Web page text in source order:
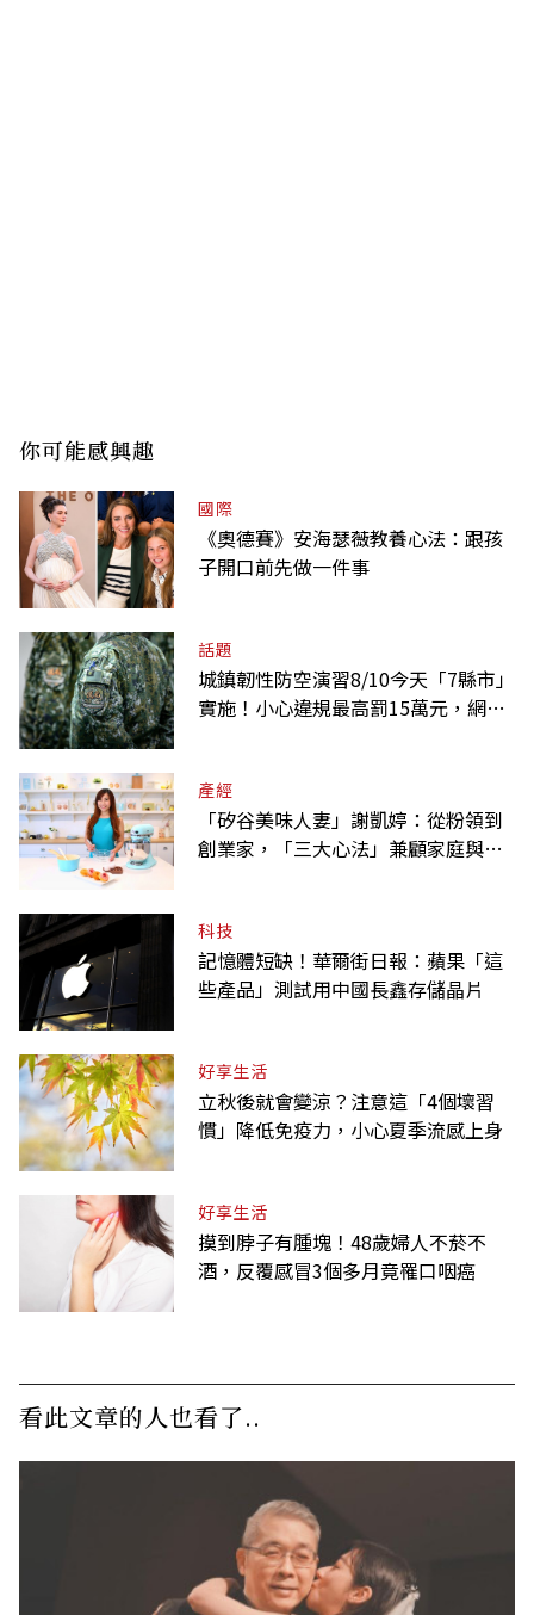
你可能感興趣
國際
《奧德賽》安海瑟薇教養心法：跟孩
子開口前先做一件事
話題
城鎮韌性防空演習8/10今天「7縣市」
實施！小心違規最高罰15萬元，網路
產經
「矽谷美味人妻」謝凱婷：從粉領到
創業家，「三大心法」兼顧家庭與事
科技
記憶體短缺！華爾街日報：蘋果「這
些產品」測試用中國長鑫存儲晶片
好享生活
立秋後就會變涼？注意這「4個壞習
慣」降低免疫力，小心夏季流感上身
好享生活
摸到脖子有腫塊！48歲婦人不菸不
酒，反覆感冒3個多月竟罹口咽癌
看此文章的人也看了..